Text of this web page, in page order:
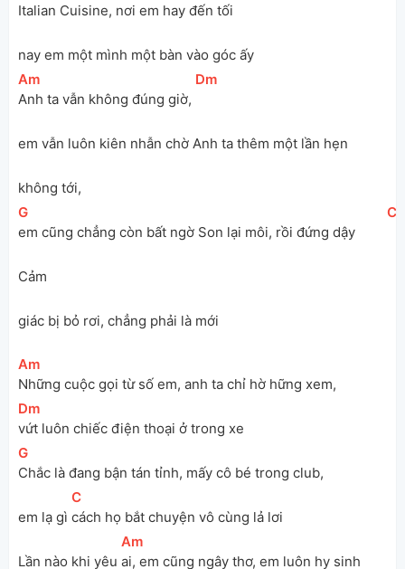
Italian Cuisine, nơi em hay đến tối
nay em một mình một bàn vào góc ấy
[
Am
Anh ta vẫn không đúng giờ,
[Dm
em vẫn luôn kiên nhẫn chờ Anh ta thêm một lần hẹn
không tới,
[
G
em cũng chẳng còn bất ngờ Son lại môi, rồi đứng dậy
Cảm
[
C
giác bị bỏ rơi, chẳng phải là mới
[
Am
Những cuộc gọi từ số em, anh ta chỉ hờ hững xem,
[Dm
vứt luôn chiếc điện thoại ở trong xe
[
G
Chắc là đang bận tán tỉnh, mấy cô bé trong club,
em lạ gì
[
C
cách họ bắt chuyện vô cùng lả lơi
Lần nào khi yêu
[
Am
ai, em cũng ngây thơ, em luôn hy sinh